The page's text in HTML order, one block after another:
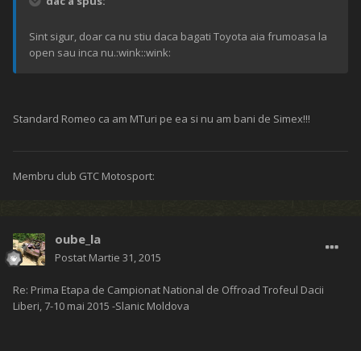
Sint sigur, doar ca nu stiu daca bagati Toyota aia frumoasa la
open sau inca nu.:wink::wink:
Standard Romeo ca am MTuri pe ea si nu am bani de Simex!!!
Membru club GTC Motosport:
oube_la
Postat Martie 31, 2015
Re: Prima Etapa de Campionat National de Offroad Trofeul Dacii
Liberi, 7-10 mai 2015 -Slanic Moldova